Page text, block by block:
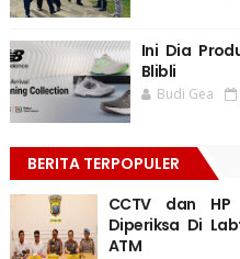
Ini Dia
Blibli
Budi Gea
BERITA TERPOPULER
CCTV dan
Diperiksa Di
ATM